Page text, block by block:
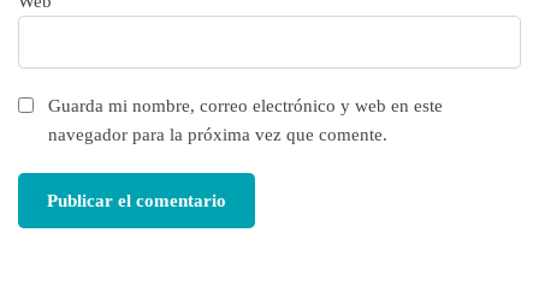
Guarda mi nombre, correo electrónico y web en este
navegador para la próxima vez que comente.